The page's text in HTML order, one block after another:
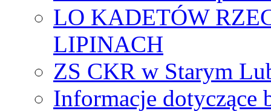
LO KADETÓW
LIPINACH
ZS CKR w Starym
Informacje dotyczące